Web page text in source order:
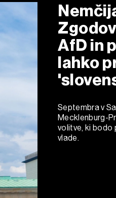
AfD in
lahko
Septembra v
Mecklenburg-
volitve, ki bodo
vlade.